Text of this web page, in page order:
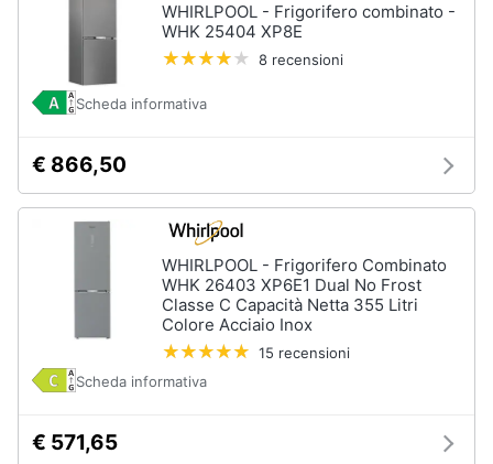
Clima
Arredo
Brico
Salute
igiene
Beauty
WHIRLPOOL - Frigorifero combinato -
WHK 25404 XP8E
8 recensioni
Scheda informativa
€ 866,50
WHIRLPOOL - Frigorifero Combinato
WHK 26403 XP6E1 Dual No Frost
Classe C Capacità Netta 355 Litri
Colore Acciaio Inox
15 recensioni
Scheda informativa
€ 571,65